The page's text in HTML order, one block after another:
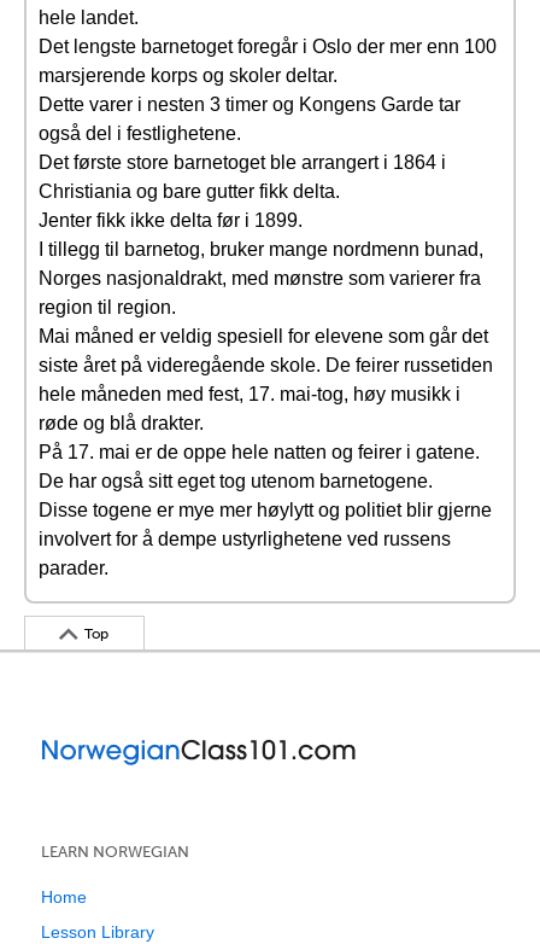
hele landet.
Det lengste barnetoget foregår i Oslo der mer enn 100
marsjerende korps og skoler deltar.
Dette varer i nesten 3 timer og Kongens Garde tar
også del i festlighetene.
Det første store barnetoget ble arrangert i 1864 i
Christiania og bare gutter fikk delta.
Jenter fikk ikke delta før i 1899.
I tillegg til barnetog, bruker mange nordmenn bunad,
Norges nasjonaldrakt, med mønstre som varierer fra
region til region.
Mai måned er veldig spesiell for elevene som går det
siste året på videregående skole. De feirer russetiden
hele måneden med fest, 17. mai-tog, høy musikk i
røde og blå drakter.
På 17. mai er de oppe hele natten og feirer i gatene.
De har også sitt eget tog utenom barnetogene.
Disse togene er mye mer høylytt og politiet blir gjerne
involvert for å dempe ustyrlighetene ved russens
parader.
Top
LEARN NORWEGIAN
Home
Lesson Library